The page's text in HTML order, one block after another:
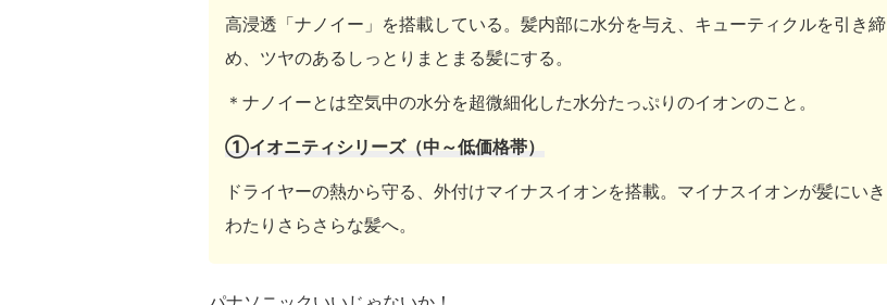
高浸透「ナノイー」を搭載している。髪内部に水分を与え、キューティクルを引き締
め、ツヤのあるしっとりまとまる髪にする。
＊ナノイーとは空気中の水分を超微細化した水分たっぷりのイオンのこと。
①イオニティシリーズ（中～低価格帯）
ドライヤーの熱から守る、外付けマイナスイオンを搭載。マイナスイオンが髪にいき
わたりさらさらな髪へ。